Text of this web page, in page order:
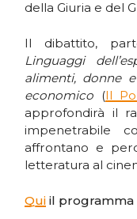
della Giuria e del
Il dibattito,
Linguaggi
alimenti, donne
economico (Il
approfondirà il
impenetrabile
affrontano e
letteratura al
Qui il